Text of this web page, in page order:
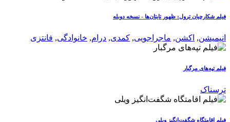
فیلم شکارچیان ترول: ظهور تایتان‌ها - نسخه دوبله
انیمیشن, اکشن, ماجراجویی, کمدی, درام, خانوادگی, فانتزی
فیلم تپه‌های مرگبار
ترسناک
فیلم اقامتگاه شگفت‌انگیز ویلی